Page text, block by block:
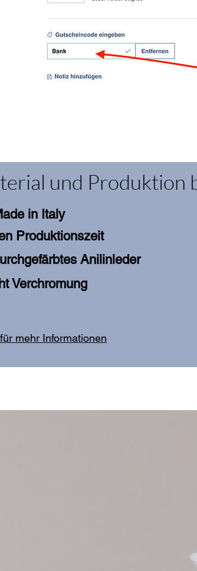
und Produktion
in Italy
Produktionszeit
Anilinleder
Verchromung
mehr Informationen